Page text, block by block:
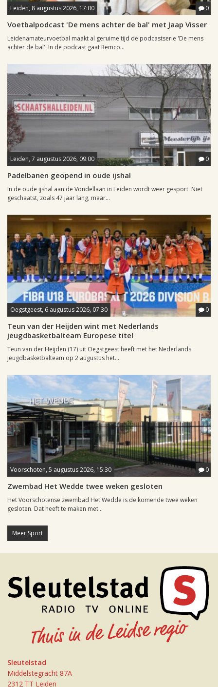
Leiden, 8 augustus 2026, 17:00 0
Voetbalpodcast 'De mens achter de bal' met Jaap Visser
Leidenamateurvoetbal maakt al geruime tijd de podcastserie 'De mens
achter de bal'. In de podcast gaat Remco...
Leiden, 7 augustus 2026, 09:00 0
Padelbanen geopend in oude ijshal
In de oude ijshal aan de Vondellaan in Leiden wordt weer gesport. Niet
geschaatst, zoals 47 jaar lang, maar...
Oegstgeest, 6 augustus 2026, 07:30 0
Teun van der Heijden wint met Nederlands
jeugdbasketbalteam Europese titel
Teun van der Heijden (17) uit Oegstgeest heeft met het Nederlands
jeugdbasketbalteam op 2 augustus het...
Voorschoten, 5 augustus 2026, 15:30 0
Zwembad Het Wedde twee weken gesloten
Het Voorschotense zwembad Het Wedde is de komende twee weken
gesloten. Dat heeft te maken met...
Meer Sport
Sleutelstad
Middelstegracht 87A
2312 TT Leiden